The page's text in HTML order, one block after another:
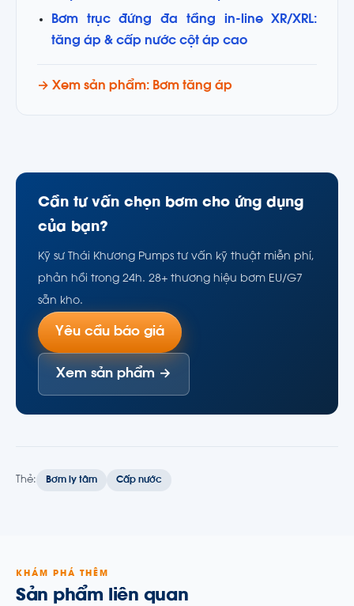
Bơm trục đứng đa tầng in-line XR/XRL:
tăng áp & cấp nước cột áp cao
→ Xem sản phẩm: Bơm tăng áp
Cần tư vấn chọn bơm cho ứng dụng
của bạn?
Kỹ sư Thái Khương Pumps tư vấn kỹ thuật miễn phí,
phản hồi trong 24h. 28+ thương hiệu bơm EU/G7
sẵn kho.
Yêu cầu báo giá
Xem sản phẩm →
Thẻ: Bơm ly tâm Cấp nước
KHÁM PHÁ THÊM
Sản phẩm liên quan